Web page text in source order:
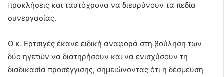
προκλήσεις και ταυτόχρονα να διευρύνουν τα πεδία
συνεργασίας.
Ο κ. Ερτσιγές έκανε ειδική αναφορά στη βούληση των
δύο ηγετών να διατηρήσουν και να ενισχύσουν τη
διαδικασία προσέγγισης, σημειώνοντας ότι η δέσμευση